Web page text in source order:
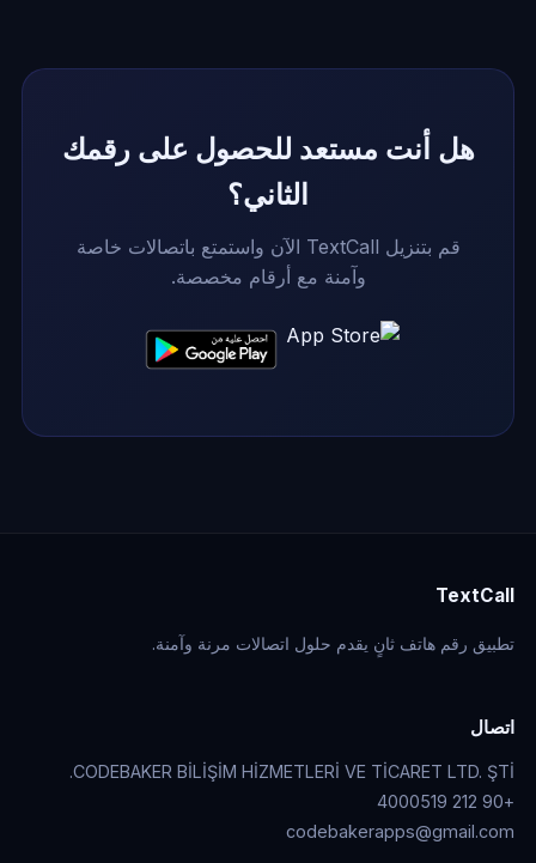
هل أنت مستعد للحصول على رقمك
الثاني؟
قم بتنزيل TextCall الآن واستمتع باتصالات خاصة
وآمنة مع أرقام مخصصة.
TextCall
تطبيق رقم هاتف ثانٍ يقدم حلول اتصالات مرنة وآمنة.
اتصال
CODEBAKER BİLİŞİM HİZMETLERİ VE TİCARET LTD. ŞTİ.
+90 212 4000519
codebakerapps@gmail.com